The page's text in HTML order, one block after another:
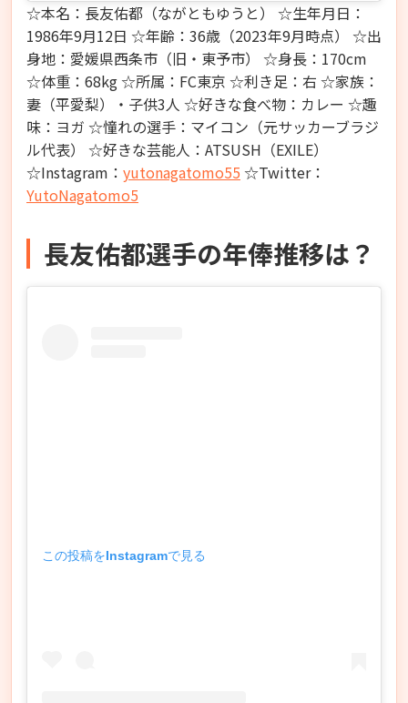
☆本名：長友佑都（ながともゆうと） ☆生年月日：
1986年9月12日 ☆年齢：36歳（2023年9月時点） ☆出
身地：愛媛県西条市（旧・東予市） ☆身長：170cm
☆体重：68kg ☆所属：FC東京 ☆利き足：右 ☆家族：
妻（平愛梨）・子供3人 ☆好きな食べ物：カレー ☆趣
味：ヨガ ☆憧れの選手：マイコン（元サッカーブラジ
ル代表） ☆好きな芸能人：ATSUSH（EXILE）
☆Instagram： yutonagatomo55 ☆Twitter：
YutoNagatomo5
長友佑都選手の年俸推移は？
この投稿をInstagramで見る